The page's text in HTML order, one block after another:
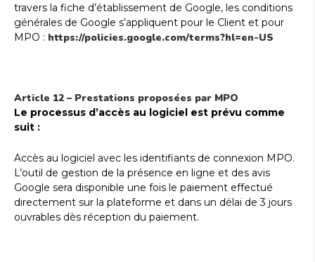
travers la fiche d’établissement de Google, les conditions
générales de Google s’appliquent pour le Client et pour
MPO : https://policies.google.com/terms?hl=en-US
Article 12 – Prestations proposées par MPO
Le processus d’accès au logiciel est prévu comme
suit :
Accès au logiciel avec les identifiants de connexion MPO.
L’outil de gestion de la présence en ligne et des avis
Google sera disponible une fois le paiement effectué
directement sur la plateforme et dans un délai de 3 jours
ouvrables dès réception du paiement.